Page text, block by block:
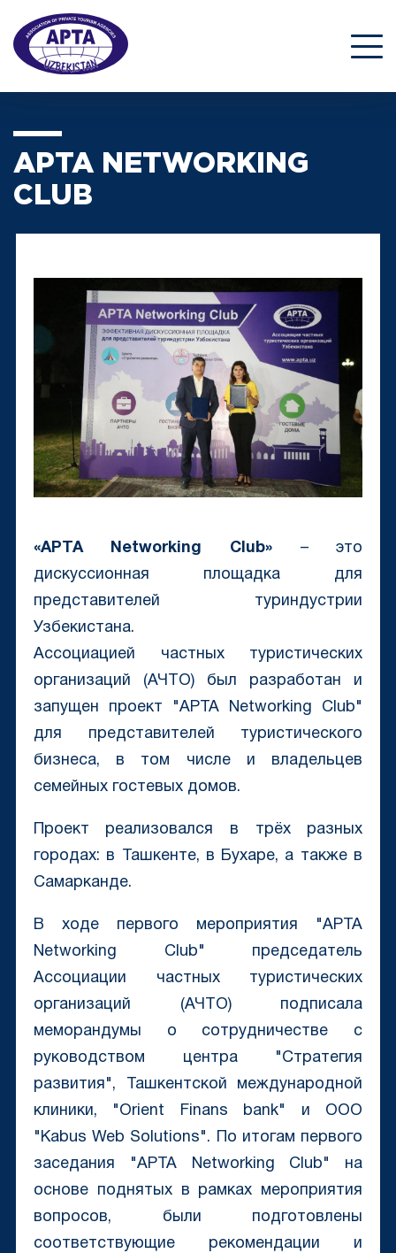
APTA NETWORKING
CLUB
«APTA Networking Club» – это
дискуссионная площадка для
представителей туриндустрии
Узбекистана.
Ассоциацией частных туристических
организаций (АЧТО) был разработан и
запущен проект "APTA Networking Club"
для представителей туристического
бизнеса, в том числе и владельцев
семейных гостевых домов.
Проект реализовался в трёх разных
городах: в Ташкенте, в Бухаре, а также в
Самарканде.
В ходе первого мероприятия "APTA
Networking Club" председатель
Ассоциации частных туристических
организаций (АЧТО) подписала
меморандумы о сотрудничестве с
руководством центра "Стратегия
развития", Ташкентской международной
клиники, "Orient Finans bank" и ООО
"Kabus Web Solutions". По итогам первого
заседания "APTA Networking Club" на
основе поднятых в рамках мероприятия
вопросов, были подготовлены
соответствующие рекомендации и